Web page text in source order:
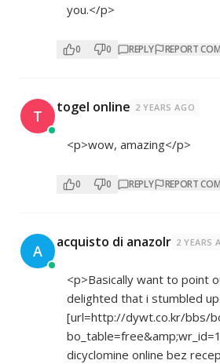
you.</p>
0 0 REPLY REPORT
T togel online 2 YEARS AGO
<p>wow, amazing</p>
0 0 REPLY REPORT
A acquisto di anazolr 2 YEARS
<p>Basically want to point
delighted that i stumbled
[url=http://dywt.co.kr/bbs/
dicyclomine online bez